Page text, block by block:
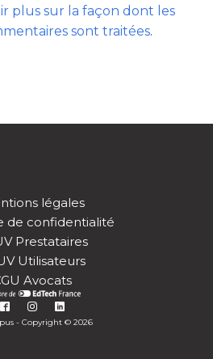
plus sur la façon dont les
sont traitées.
légales
de confidentialité
Prestataires
Utilisateurs
Avocats
- Copyright © 2026